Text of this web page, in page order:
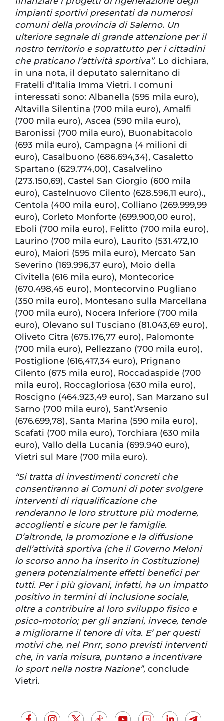
impianti sportivi presentati da numerosi
comuni della provincia di Salerno. Un
ulteriore segnale di grande attenzione per il
nostro territorio e soprattutto per i cittadini
che praticano l’attività sportiva”. Lo dichiara,
in una nota, il deputato salernitano di
Fratelli d’Italia Imma Vietri. I comuni
interessati sono: Albanella (595 mila euro),
Altavilla Silentina (700 mila euro), Amalfi
(700 mila euro), Ascea (590 mila euro),
Baronissi (700 mila euro), Buonabitacolo
(693 mila euro), Campagna (4 milioni di
euro), Casalbuono (686.694,34), Casaletto
Spartano (629.774,00), Casalvelino
(273.150,69), Castel San Giorgio (600 mila
euro), Castelnuovo Cilento (628.596,11 euro).,
Centola (400 mila euro), Colliano (269.999,99
euro), Corleto Monforte (699.900,00 euro),
Eboli (700 mila euro), Felitto (700 mila euro),
Laurino (700 mila euro), Laurito (531.472,10
euro), Maiori (595 mila euro), Mercato San
Severino (169.996,37 euro), Moio della
Civitella (616 mila euro), Montecorice
(670.498,45 euro), Montecorvino Pugliano
(350 mila euro), Montesano sulla Marcellana
(700 mila euro), Nocera Inferiore (700 mila
euro), Olevano sul Tusciano (81.043,69 euro),
Oliveto Citra (675.176,77 euro), Palomonte
(700 mila euro), Pellezzano (700 mila euro),
Postiglione (616,417,34 euro), Prignano
Cilento (675 mila euro), Roccadaspide (700
mila euro), Roccagloriosa (630 mila euro),
Roscigno (464.923,49 euro), San Marzano sul
Sarno (700 mila euro), Sant’Arsenio
(676.699,78), Santa Marina (590 mila euro),
Scafati (700 mila euro), Torchiara (630 mila
euro), Vallo della Lucania (699.940 euro),
Vietri sul Mare (700 mila euro).
“Si tratta di investimenti concreti che
consentiranno ai Comuni di poter svolgere
interventi di riqualificazione che
renderanno le loro strutture più moderne,
accoglienti e sicure per le famiglie.
D’altronde, la promozione e la diffusione
dell’attività sportiva (che il Governo Meloni
lo scorso anno ha inserito in Costituzione)
genera potenzialmente effetti benefici per
tutti. Per i più giovani, infatti, ha un impatto
positivo in termini di inclusione sociale,
oltre a contribuire al loro sviluppo fisico e
psico-motorio; per gli anziani, invece, tende
a migliorarne il tenore di vita. E’ per questi
motivi che, nel Pnrr, sono previsti interventi
che, in varia misura, puntano a incentivare
lo sport nella nostra Nazione”, conclude
Vietri.